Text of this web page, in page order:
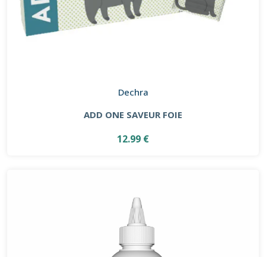
Dechra
ADD ONE SAVEUR FOIE
12.99 €